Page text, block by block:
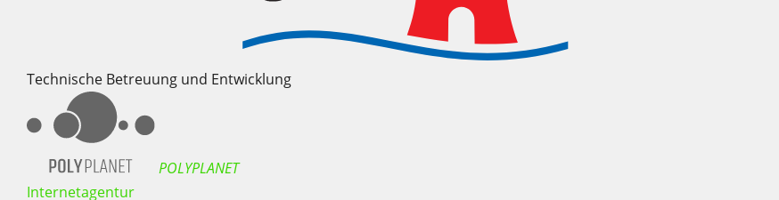
Technische Betreuung und Entwicklung
POLYPLANET
Internetagentur